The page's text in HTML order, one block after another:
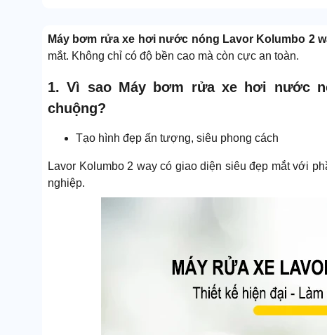
Máy bơm rửa xe hơi nước nóng Lavor Kolumbo 2
mắt. Không chỉ có độ bền cao mà còn cực an toàn.
1. Vì sao Máy bơm rửa xe hơi nước
chuộng?
Tạo hình đẹp ấn tượng, siêu phong cách
Lavor Kolumbo 2 way có giao diện siêu đẹp mắt với
nghiệp.